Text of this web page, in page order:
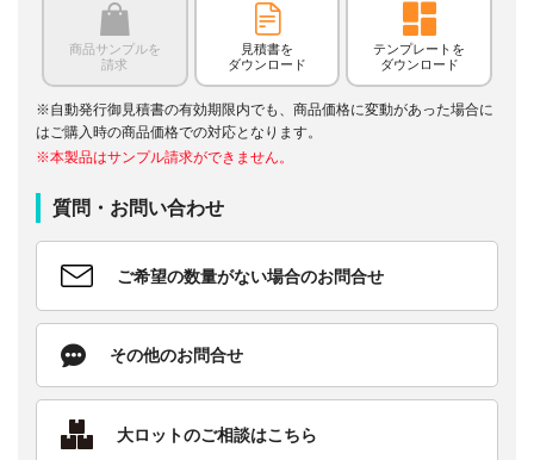
商品サンプルを
請求
見積書を
ダウンロード
テンプレートを
ダウンロード
※自動発行御見積書の有効期限内でも、商品価格に変動があった場合に
はご購入時の商品価格での対応となります。
※本製品はサンプル請求ができません。
質問・お問い合わせ
ご希望の数量がない場合のお問合せ
その他のお問合せ
大ロットのご相談はこちら